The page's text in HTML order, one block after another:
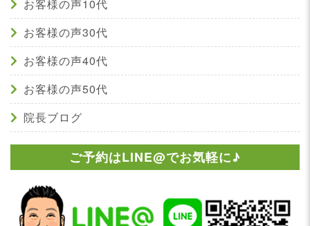
お客様の声10代
お客様の声30代
お客様の声40代
お客様の声50代
院長ブログ
ご予約はLINE@でお気軽に♪